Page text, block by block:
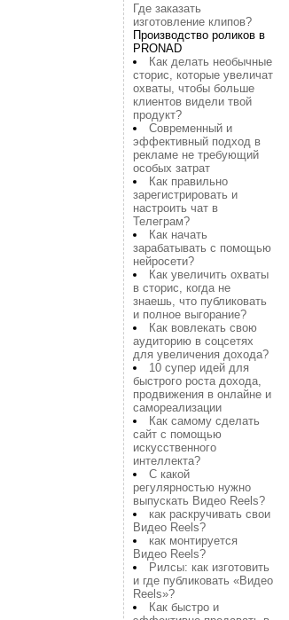
Где заказать
изготовление клипов?
Производство роликов в
PRONAD
Как делать необычные
сторис, которые увеличат
охваты, чтобы больше
клиентов видели твой
продукт?
Современный и
эффективный подход в
рекламе не требующий
особых затрат
Как правильно
зарегистрировать и
настроить чат в
Телеграм?
Как начать
зарабатывать с помощью
нейросети?
Как увеличить охваты
в сторис, когда не
знаешь, что публиковать
и полное выгорание?
Как вовлекать свою
аудиторию в соцсетях
для увеличения дохода?
10 супер идей для
быстрого роста дохода,
продвижения в онлайне и
самореализации
Как самому сделать
сайт с помощью
искусственного
интеллекта?
С какой
регулярностью нужно
выпускать Видео Reels?
как раскручивать свои
Видео Reels?
как монтируется
Видео Reels?
Рилсы: как изготовить
и где публиковать «Видео
Reels»?
Как быстро и